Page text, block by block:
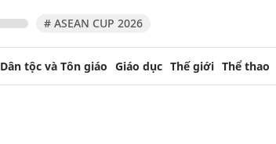
# ASEAN CUP 2026
Dân tộc và Tôn giáo Giáo dục Thế giới Thể thao